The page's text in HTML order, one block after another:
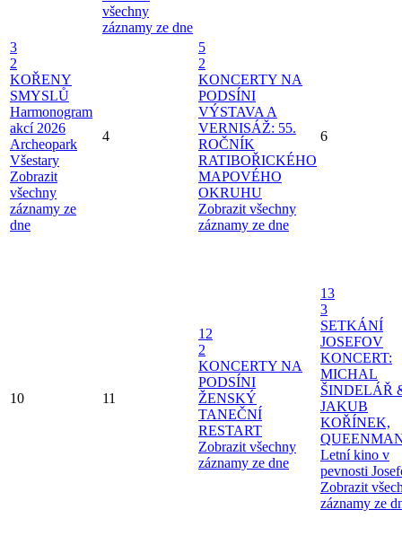
všechny
záznamy ze dne
3
2
KOŘENY
SMYSLŮ
Harmonogram
akcí 2026
Archeopark
Všestary
Zobrazit
všechny
záznamy ze
dne
4
5
2
KONCERTY NA
PODSÍNI
VÝSTAVA A
VERNISÁŽ: 55.
ROČNÍK
RATIBOŘICKÉHO
MAPOVÉHO
OKRUHU
Zobrazit všechny
záznamy ze dne
6
10 11
12
2
KONCERTY NA
PODSÍNI
ŽENSKÝ
TANEČNÍ
RESTART
Zobrazit všechny
záznamy ze dne
13
3
SETKÁNÍ
JOSEFOV
KONCERT:
MICHAL
ŠINDELÁŘ
JAKUB
KOŘÍNEK,
Letní kino v
pevnosti
Zobrazit
záznamy ze